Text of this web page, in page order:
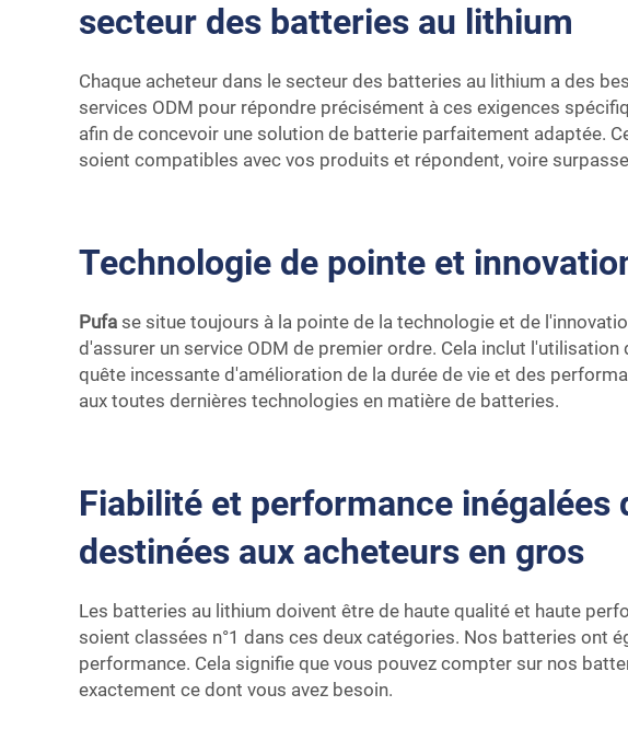
secteur des batteries au lithium
Chaque acheteur dans le secteur des batteries au lithium a des
services ODM pour répondre précisément à ces exigences
afin de concevoir une solution de batterie parfaitement adaptée.
soient compatibles avec vos produits et répondent, voire
Technologie de pointe et
Pufa se situe toujours à la pointe de la technologie et de
d'assurer un service ODM de premier ordre. Cela inclut
quête incessante d'amélioration de la durée de vie et des
aux toutes dernières technologies en matière de batteries.
Fiabilité et performance
destinées aux acheteurs en gros
Les batteries au lithium doivent être de haute qualité et haute
soient classées n°1 dans ces deux catégories. Nos batteries ont
performance. Cela signifie que vous pouvez compter sur nos
exactement ce dont vous avez besoin.